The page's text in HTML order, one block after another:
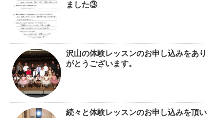
ました③
沢山の体験レッスンのお申し込みをあり
がとうございます。
続々と体験レッスンのお申し込みを頂い